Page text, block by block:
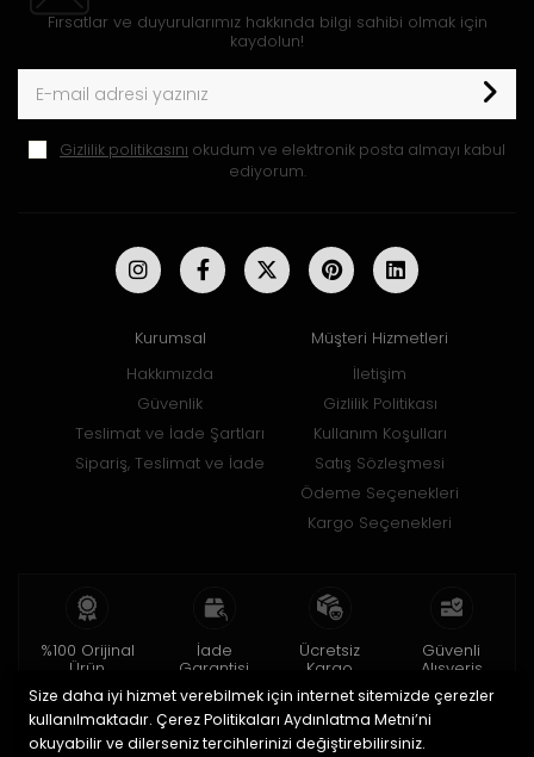
Fırsatlar ve duyurularımız hakkında bilgi sahibi olmak için
kaydolun!
Gizlilik politikasını okudum ve elektronik posta almayı kabul
ediyorum.
Kurumsal
Hakkımızda
Güvenlik
Teslimat ve İade Şartları
Sipariş, Teslimat ve İade
Müşteri Hizmetleri
İletişim
Gizlilik Politikası
Kullanım Koşulları
Satış Sözleşmesi
Ödeme Seçenekleri
Kargo Seçenekleri
%100 Orijinal
Ürün
2 yıl garanti
İade
Garantisi
15 gün içinde
iade
Ücretsiz
Kargo
150 TL ve üzeri
Güvenli
Alışveriş
256bit SSL ile
Size daha iyi hizmet verebilmek için internet sitemizde çerezler
kullanılmaktadır. Çerez Politikaları Aydınlatma Metni’ni
okuyabilir ve dilerseniz tercihlerinizi değiştirebilirsiniz.